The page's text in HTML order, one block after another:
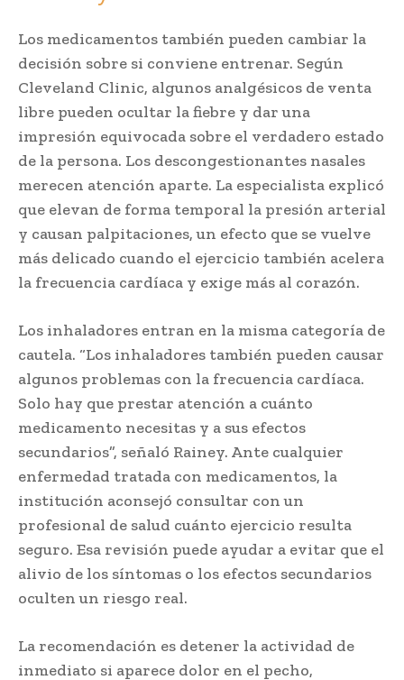
Los medicamentos también pueden cambiar la
decisión sobre si conviene entrenar. Según
Cleveland Clinic, algunos analgésicos de venta
libre pueden ocultar la fiebre y dar una
impresión equivocada sobre el verdadero estado
de la persona. Los descongestionantes nasales
merecen atención aparte. La especialista explicó
que elevan de forma temporal la presión arterial
y causan palpitaciones, un efecto que se vuelve
más delicado cuando el ejercicio también acelera
la frecuencia cardíaca y exige más al corazón.
Los inhaladores entran en la misma categoría de
cautela. “Los inhaladores también pueden causar
algunos problemas con la frecuencia cardíaca.
Solo hay que prestar atención a cuánto
medicamento necesitas y a sus efectos
secundarios”, señaló Rainey. Ante cualquier
enfermedad tratada con medicamentos, la
institución aconsejó consultar con un
profesional de salud cuánto ejercicio resulta
seguro. Esa revisión puede ayudar a evitar que el
alivio de los síntomas o los efectos secundarios
oculten un riesgo real.
La recomendación es detener la actividad de
inmediato si aparece dolor en el pecho,